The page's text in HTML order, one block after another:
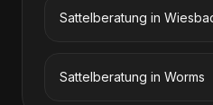
Sattelberatung in
Sattelberatung in Worms